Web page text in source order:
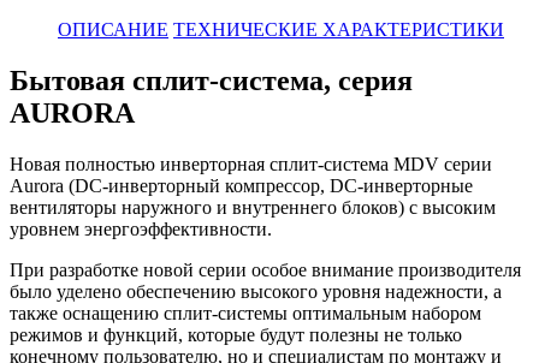
ОПИСАНИЕ ТЕХНИЧЕСКИЕ ХАРАКТЕРИСТИКИ
Бытовая сплит-система, серия
AURORA
Новая полностью инверторная сплит-система MDV серии
Aurora (DC-инверторный компрессор, DC-инверторные
вентиляторы наружного и внутреннего блоков) с высоким
уровнем энергоэффективности.
При разработке новой серии особое внимание производителя
было уделено обеспечению высокого уровня надежности, а
также оснащению сплит-системы оптимальным набором
режимов и функций, которые будут полезны не только
конечному пользователю, но и специалистам по монтажу и